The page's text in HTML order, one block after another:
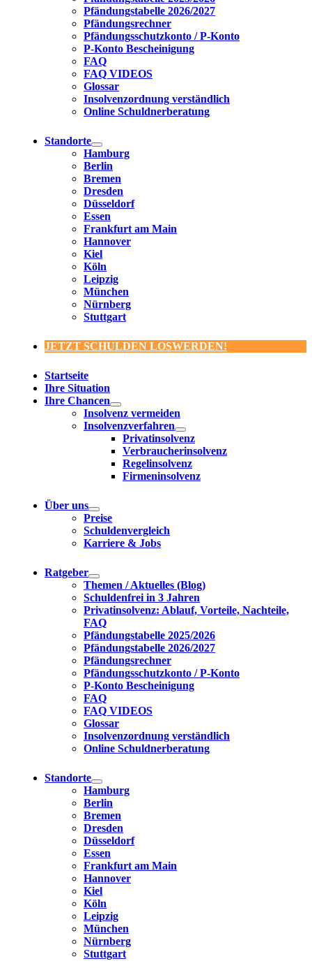
Pfändungstabelle 2026/2027
Pfändungsrechner
Pfändungsschutzkonto / P-Konto
P-Konto Bescheinigung
FAQ
FAQ VIDEOS
Glossar
Insolvenzordnung verständlich
Online Schuldnerberatung
Standorte
Hamburg
Berlin
Bremen
Dresden
Düsseldorf
Essen
Frankfurt am Main
Hannover
Kiel
Köln
Leipzig
München
Nürnberg
Stuttgart
JETZT SCHULDEN LOSWERDEN!
Startseite
Ihre Situation
Ihre Chancen
Insolvenz vermeiden
Insolvenzverfahren
Privatinsolvenz
Verbraucherinsolvenz
Regelinsolvenz
Firmeninsolvenz
Über uns
Preise
Schuldenvergleich
Karriere & Jobs
Ratgeber
Themen / Aktuelles (Blog)
Schuldenfrei in 3 Jahren
Privatinsolvenz: Ablauf, Vorteile, Nachteile,
FAQ
Pfändungstabelle 2025/2026
Pfändungstabelle 2026/2027
Pfändungsrechner
Pfändungsschutzkonto / P-Konto
P-Konto Bescheinigung
FAQ
FAQ VIDEOS
Glossar
Insolvenzordnung verständlich
Online Schuldnerberatung
Standorte
Hamburg
Berlin
Bremen
Dresden
Düsseldorf
Essen
Frankfurt am Main
Hannover
Kiel
Köln
Leipzig
München
Nürnberg
Stuttgart